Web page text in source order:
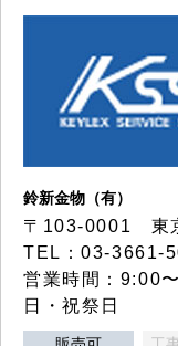
鈴新金物（有）
〒103-0001 東
TEL：03-3661-
営業時間：9:00
日・祝祭日